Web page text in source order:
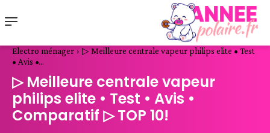
Electro ménager
▷ Meilleure centrale vapeur philips elite • Test
• Avis •...
▷ Meilleure centrale vapeur
philips elite • Test • Avis •
Comparatif ▷ TOP 10!